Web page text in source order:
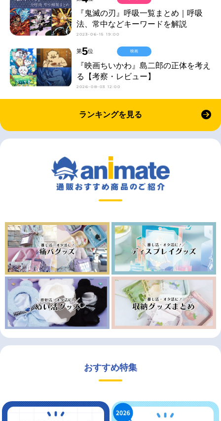
『鬼滅の刃』呼吸一覧まとめ｜呼吸
法、常中などキーワードを解説
2023-06-15 19:00
第5位
『映画ちいかわ』島二郎の正体を考え
る【考察・レビュー】
2026-08-03 12:00
映画
ランキングを見る
おすすめ特集